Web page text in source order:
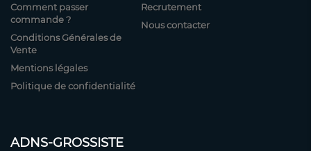
Comment passer
commande ?
Conditions Générales de
Vente
Mentions légales
Politique de confidentialité
Recrutement
Nous contacter
ADNS-GROSSISTE